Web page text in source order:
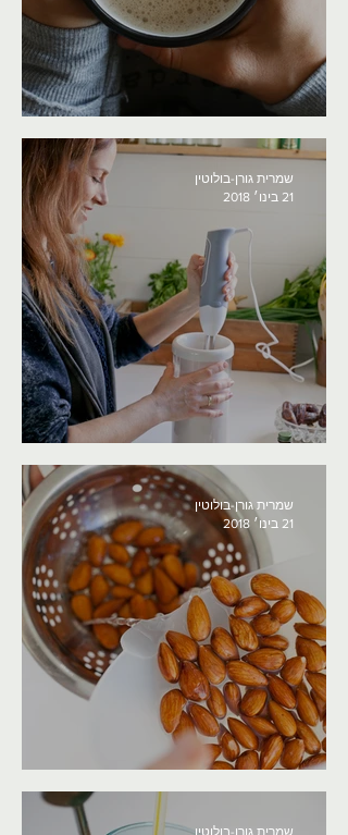
צ'אי בננה מפנק בחורף קרררר
משקה לאטה ג'ינג'ר כורכום
שמרית גורן-בולוטין
21 בינו׳ 2018
חלב שקדים ביתי
שמרית גורן-בולוטין
21 בינו׳ 2018
שמרית גורן-בולוטין